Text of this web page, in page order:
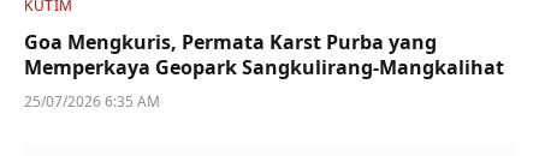
KUTIM
Goa Mengkuris, Permata Karst Purba yang
Memperkaya Geopark Sangkulirang-Mangkalihat
25/07/2026 6:35 AM